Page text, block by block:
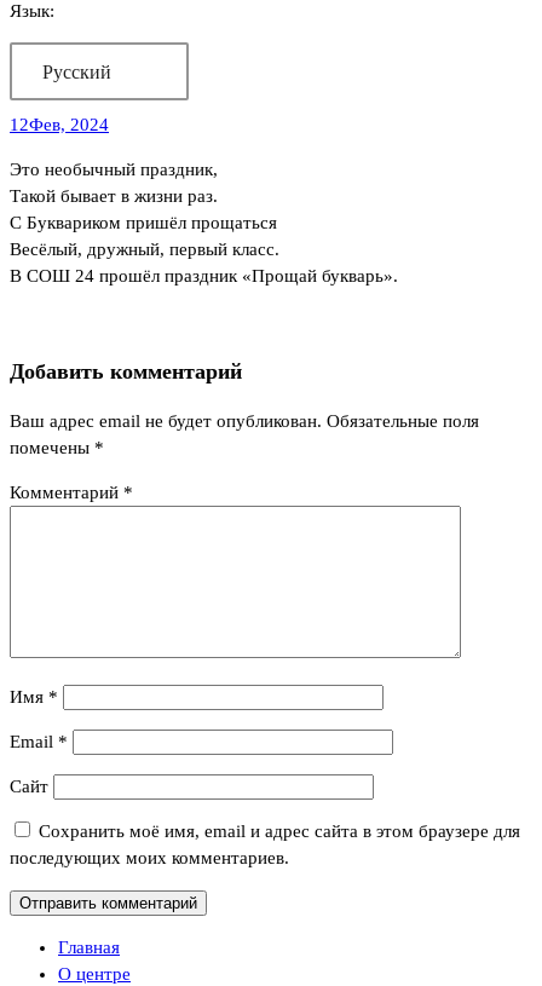
Язык:
Русский
12Фев, 2024
Это необычный праздник,
Такой бывает в жизни раз.
С Буквариком пришёл прощаться
Весёлый, дружный, первый класс.
В СОШ 24 прошёл праздник «Прощай букварь».
Добавить комментарий
Ваш адрес email не будет опубликован. Обязательные поля
помечены *
Комментарий *
Имя *
Email *
Сайт
Сохранить моё имя, email и адрес сайта в этом браузере для
последующих моих комментариев.
Главная
О центре